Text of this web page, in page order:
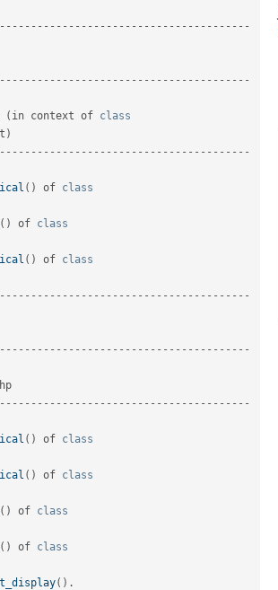
-- -- -- -- -- -- -- -- -- -- -- -- -- -- -- -- -- -- -- --
-- -- -- -- -- -- -- -- -- -- -- -- -- -- -- -- -- -- -- --
( in context of class
)
-- -- -- -- -- -- -- -- -- -- -- -- -- -- -- -- -- -- -- --
( ) of class
( ) of class
( ) of class
-- -- -- -- -- -- -- -- -- -- -- -- -- -- -- -- -- -- -- --
-- -- -- -- -- -- -- -- -- -- -- -- -- -- -- -- -- -- -- --
-- -- -- -- -- -- -- -- -- -- -- -- -- -- -- -- -- -- -- --
( ) of class
( ) of class
( ) of class
( ) of class
( ) .